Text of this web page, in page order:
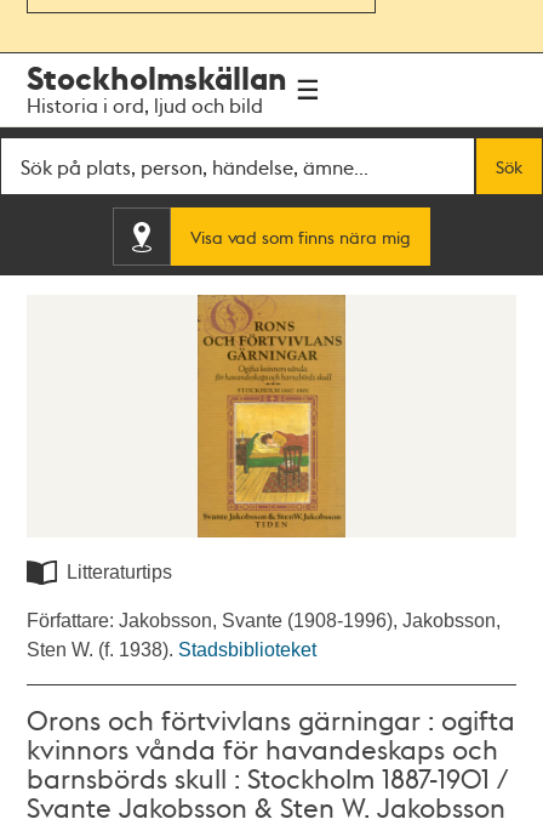
navigationen
huvudinnehållet
Stockholmskällan
Historia i ord, ljud och bild
Sök
Visa vad som finns nära mig
Litteraturtips
Författare: Jakobsson, Svante (1908-1996), Jakobsson,
Sten W. (f. 1938). Stadsbiblioteket
Orons och förtvivlans gärningar : ogifta
kvinnors vånda för havandeskaps och
barnsbörds skull : Stockholm 1887-1901 /
Svante Jakobsson & Sten W. Jakobsson